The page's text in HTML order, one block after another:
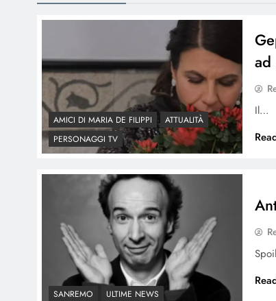
AMICI DI MARIA DE FILIPPI
ATTUALITÀ
PERSONAGGI TV
ad
Il…
SANREMO ULTIME NEWS